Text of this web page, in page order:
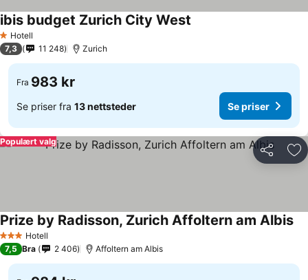
1 Stjerner
Hotell
ibis budget Zurich City West
7,3 11 248 Zurich
Fra 983 kr
Se priser fra 13 nettsteder Se priser
Del
Populært valg
3 StjernerHotell
Prize by Radisson, Zurich Affoltern am Albis
7,5 Bra 2 406 Affoltern am Albis